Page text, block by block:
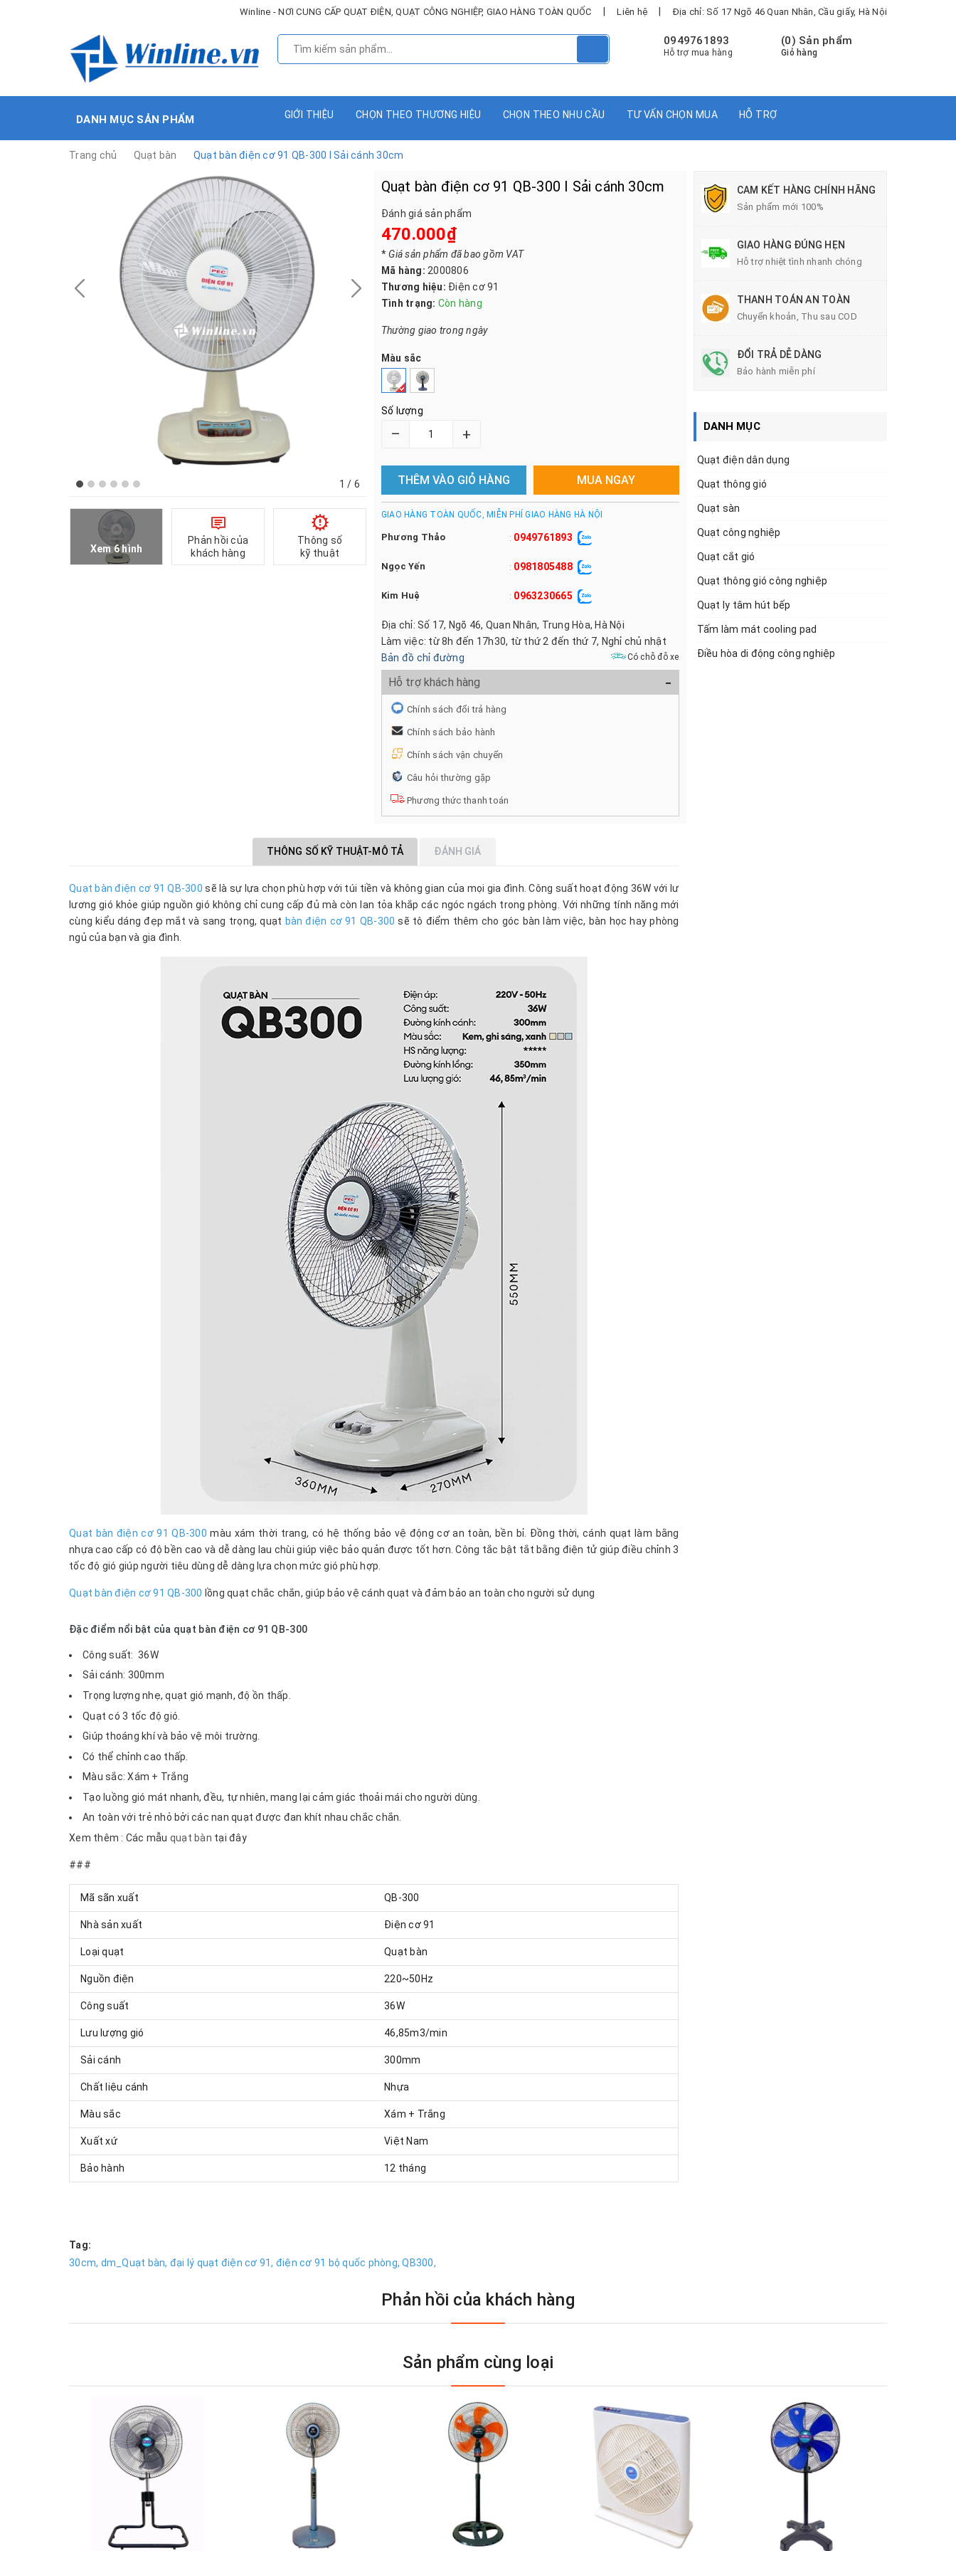
Winline - NƠI CUNG CẤP QUẠT ĐIỆN, QUẠT CÔNG NGHIỆP, GIAO HÀNG TOÀN QUỐC Liên hệ Địa chỉ: Số 17 Ngõ 46 Quan Nhân, Cầu giấy, Hà Nội
(0) Sản phẩm
Giỏ hàng
0949761893
Hỗ trợ mua hàng
DANH MỤC SẢN PHẨM GIỚI THIỆU CHỌN THEO THƯƠNG HIỆU CHỌN THEO NHU CẦU TƯ VẤN CHỌN MUA HỖ TRỢ
Trang chủ Quạt bàn Quạt bàn điện cơ 91 QB-300 I Sải cánh 30cm
1 / 6
Xem 6 hình
Phản hồi của
khách hàng
Thông số
kỹ thuật
Quạt bàn điện cơ 91 QB-300 I Sải cánh 30cm
Đánh giá sản phẩm
470.000₫
*Giá sản phẩm đã bao gồm VAT
Mã hàng: 2000806
Thương hiệu: Điện cơ 91
Tình trạng: Còn hàng
Thường giao trong ngày
Màu sắc
Số lượng
– +
THÊM VÀO GIỎ HÀNG MUA NGAY
GIAO HÀNG TOÀN QUỐC, MIỄN PHÍ GIAO HÀNG HÀ NỘI
Phương Thảo : 0949761893
Ngọc Yến : 0981805488
Kim Huệ : 0963230665
Địa chỉ: Số 17, Ngõ 46, Quan Nhân, Trung Hòa, Hà Nội
Làm việc: từ 8h đến 17h30, từ thứ 2 đến thứ 7, Nghỉ chủ nhật
Bản đồ chỉ đường
Có chỗ đỗ xe
Hỗ trợ khách hàng -
Chính sách đổi trả hàng
Chính sách bảo hành
Chính sách vận chuyển
Câu hỏi thường gặp
Phương thức thanh toán
THÔNG SỐ KỸ THUẬT-MÔ TẢ ĐÁNH GIÁ
Quạt bàn điện cơ 91 QB-300 sẽ là sự lựa chọn phù hợp với túi tiền và không gian của mọi gia đình. Công suất hoạt động 36W với lư
lương gió khỏe giúp nguồn gió không chỉ cung cấp đủ mà còn lan tỏa khắp các ngóc ngách trong phòng. Với những tính năng mới
cùng kiểu dáng đẹp mắt và sang trọng, quạt bàn điện cơ 91 QB-300 sẽ tô điểm thêm cho góc bàn làm việc, bàn học hay phòng
ngủ của bạn và gia đình.
Quạt bàn điện cơ 91 QB-300 màu xám thời trang, có hệ thống bảo vệ động cơ an toàn, bền bỉ. Đồng thời, cánh quạt làm bằng
nhựa cao cấp có độ bền cao và dễ dàng lau chùi giúp việc bảo quản được tốt hơn. Công tắc bật tắt bằng điện tử giúp điều chỉnh 3
tốc độ gió giúp người tiêu dùng dễ dàng lựa chọn mức gió phù hợp.
Quạt bàn điện cơ 91 QB-300 lồng quạt chắc chắn, giúp bảo vệ cánh quạt và đảm bảo an toàn cho người sử dụng
Đặc điểm nổi bật của quạt bàn điện cơ 91 QB-300
Công suất: 36W
Sải cánh: 300mm
Trọng lượng nhẹ, quạt gió mạnh, độ ồn thấp.
Quạt có 3 tốc độ gió.
Giúp thoáng khí và bảo vệ môi trường.
Có thể chỉnh cao thấp.
Màu sắc: Xám + Trắng
Tạo luồng gió mát nhanh, đều, tự nhiên, mang lại cảm giác thoải mái cho người dùng.
An toàn với trẻ nhỏ bởi các nan quạt được đan khít nhau chắc chắn.
Xem thêm : Các mẫu quạt bàn tại đây
###
Mã sãn xuất QB-300
Nhà sản xuất Điện cơ 91
Loại quạt Quạt bàn
Nguồn điện 220~50Hz
Công suất 36W
Lưu lượng gió 46,85m3/min
Sải cánh 300mm
Chất liệu cánh Nhựa
Màu sắc Xám + Trắng
Xuất xứ Việt Nam
Bảo hành 12 tháng
CAM KẾT HÀNG CHÍNH HÃNG
Sản phẩm mới 100%
GIAO HÀNG ĐÚNG HẸN
Hỗ trợ nhiệt tình nhanh chóng
THANH TOÁN AN TOÀN
Chuyển khoản, Thu sau COD
ĐỔI TRẢ DỄ DÀNG
Bảo hành miễn phí
DANH MỤC
Quạt điện dân dụng
Quạt thông gió
Quạt sàn
Quạt công nghiệp
Quạt cắt gió
Quạt thông gió công nghiệp
Quạt ly tâm hút bếp
Tấm làm mát cooling pad
Điều hòa di động công nghiệp
Tag:
30cm, dm_Quạt bàn, đại lý quạt điện cơ 91, điện cơ 91 bộ quốc phòng, QB300,
Phản hồi của khách hàng
Sản phẩm cùng loại